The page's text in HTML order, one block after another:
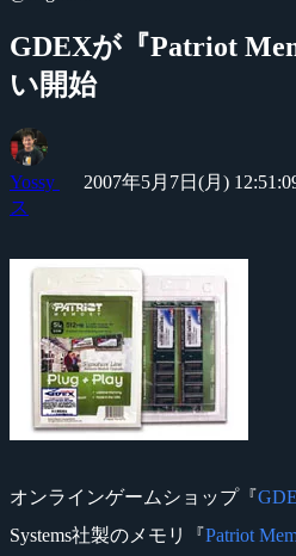
GDEXが『Patriot
い開始
Yossy 2007年5月7日(月)
ス
オンラインゲームショップ『
Systems社製のメモリ『Patriot